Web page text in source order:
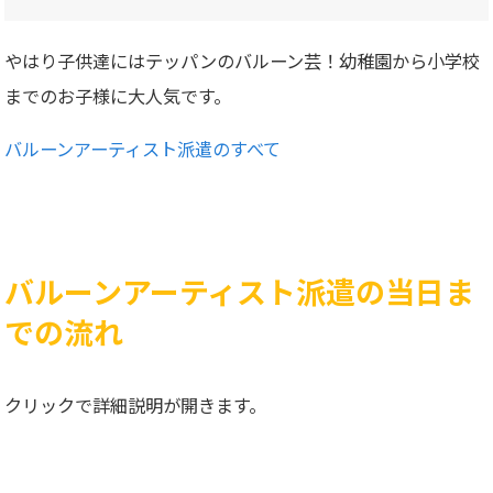
やはり子供達にはテッパンのバルーン芸！幼稚園から小学校
までのお子様に大人気です。
バルーンアーティスト派遣のすべて
バルーンアーティスト派遣の当日ま
での流れ
クリックで詳細説明が開きます。